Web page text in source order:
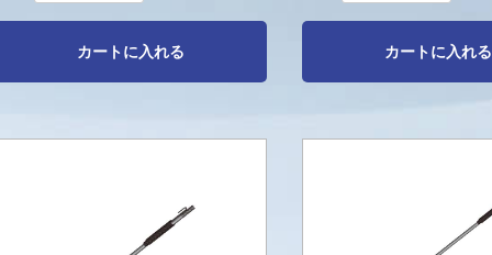
カートに入れる カートに入れる